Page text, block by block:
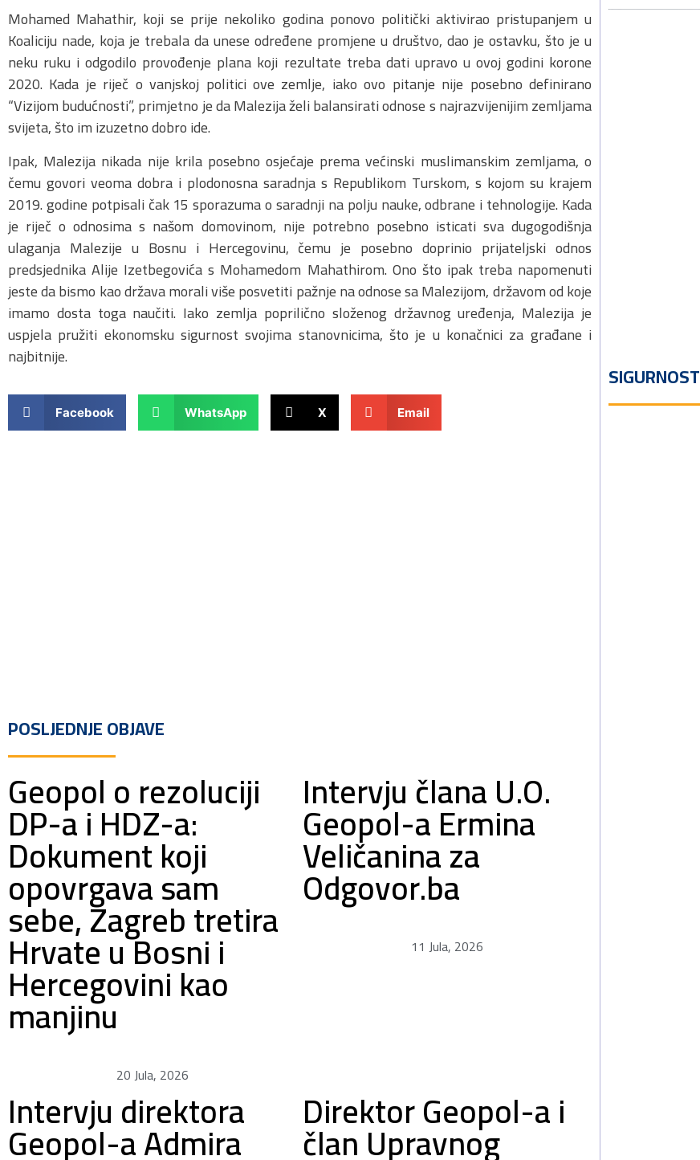
Mohamed Mahathir, koji se prije nekoliko godina ponovo politički aktivirao pristupanjem u
Koaliciju nade, koja je trebala da unese određene promjene u društvo, dao je ostavku, što je u
neku ruku i odgodilo provođenje plana koji rezultate treba dati upravo u ovoj godini korone
2020. Kada je riječ o vanjskoj politici ove zemlje, iako ovo pitanje nije posebno definirano
“Vizijom budućnosti”, primjetno je da Malezija želi balansirati odnose s najrazvijenijim zemljama
svijeta, što im izuzetno dobro ide.
Ipak, Malezija nikada nije krila posebno osjećaje prema većinski muslimanskim zemljama, o
čemu govori veoma dobra i plodonosna saradnja s Republikom Turskom, s kojom su krajem
2019. godine potpisali čak 15 sporazuma o saradnji na polju nauke, odbrane i tehnologije. Kada
je riječ o odnosima s našom domovinom, nije potrebno posebno isticati sva dugogodišnja
ulaganja Malezije u Bosnu i Hercegovinu, čemu je posebno doprinio prijateljski odnos
predsjednika Alije Izetbegovića s Mohamedom Mahathirom. Ono što ipak treba napomenuti
jeste da bismo kao država morali više posvetiti pažnje na odnose sa Malezijom, državom od koje
imamo dosta toga naučiti. Iako zemlja poprilično složenog državnog uređenja, Malezija je
uspjela pružiti ekonomsku sigurnost svojima stanovnicima, što je u konačnici za građane i
najbitnije.
Facebook WhatsApp X Email
POSLJEDNJE OBJAVE
Geopol o rezoluciji
DP-a i HDZ-a:
Dokument koji
opovrgava sam
sebe, Zagreb tretira
Hrvate u Bosni i
Hercegovini kao
manjinu
20 Jula, 2026
Intervju člana U.O.
Geopol-a Ermina
Veličanina za
Odgovor.ba
11 Jula, 2026
Intervju direktora
Geopol-a Admira
Direktor Geopol-a i
član Upravnog
SIGURNOST